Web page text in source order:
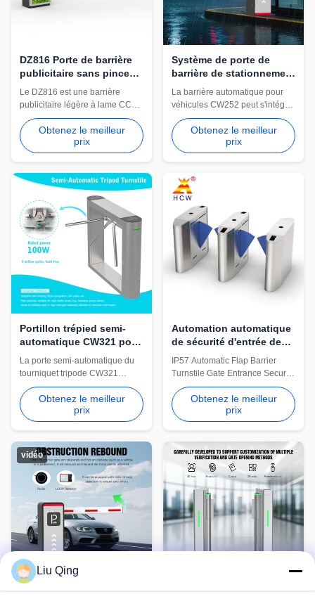
DZ816 Porte de barrière
publicitaire sans pinceau
à courant continu légère
Le DZ816 est une barrière
publicitaire légère à lame CC
sans balais avec un moteur de
150 W, une vitesse réglable de
3 à 6 secondes, un bras jusqu'à
4 m, un rebond d'obstacle
et un levage de bras de mise
hors tension en option.
Obtenez le meilleur
prix
Système de porte de
barrière de stationnement
de reconnaissance de
plaque d'immatriculation
La barrière automatique pour
véhicules CW252 peut s'intégrer
aux systèmes de
reconnaissance de plaque
d'immatriculation, de gestion du
stationnement et d'accès RFID.
commerciaux, aux zones
résidentielles et aux entrées de
véhicules contrôlées.
Obtenez le meilleur
prix
Portillon trépied semi-
automatique CW321 pour
l'accès aux usines et
chantiers de
La porte semi-automatique du
tourniquet tripode CW321
comprend une armoire en acier
inoxydable 304, un passage de
550 mm et un débit de 30 à 40
personnes/min. Il prend en
QR, visage et empreinte digitale
pour les usines, les écoles et les
chantiers de construction.
Obtenez le meilleur
prix
Automation automatique
de sécurité d'entrée de
porte de tourniquet de
barrière de l'aileron IP57
IP57 Automatic Flap Barrier
Turnstile Gate Entrance Security
Automation Cw501 Intelligent
octagonal inclined plane wing
turnstile, use TC CPU chip, DC
brushed motor, 3 pairs of
life and high stability, high
efficiency and anti-tailing,
support various IC/ID card ...
Obtenez le meilleur
prix
vidéo
Liu Qing